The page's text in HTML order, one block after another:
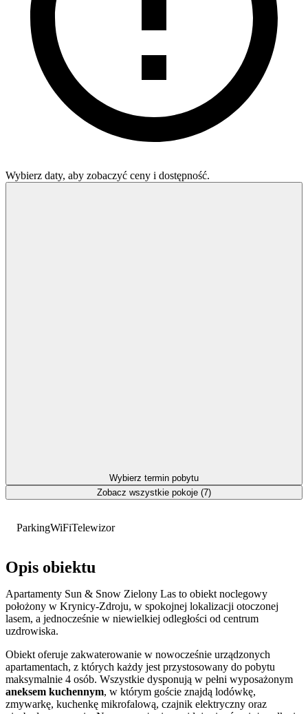
ParkingWiFiTelewizor
Opis obiektu
Apartamenty Sun & Snow Zielony Las to obiekt noclegowy
położony w Krynicy-Zdroju, w spokojnej lokalizacji otoczonej
lasem, a jednocześnie w niewielkiej odległości od centrum
uzdrowiska.
Obiekt oferuje zakwaterowanie w nowocześnie urządzonych
apartamentach, z których każdy jest przystosowany do pobytu
maksymalnie 4 osób. Wszystkie dysponują w pełni wyposażonym
aneksem kuchennym, w którym goście znajdą lodówkę,
zmywarkę, kuchenkę mikrofalową, czajnik elektryczny oraz
Wybierz daty, aby zobaczyć ceny i dostępność.
Wybierz termin pobytu
Zobacz wszystkie pokoje (7)